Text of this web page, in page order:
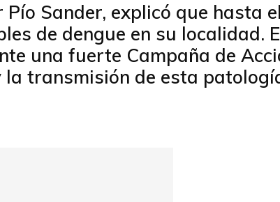
Sander, explicó que hasta
de dengue en su localidad.
una fuerte Campaña de
transmisión de esta